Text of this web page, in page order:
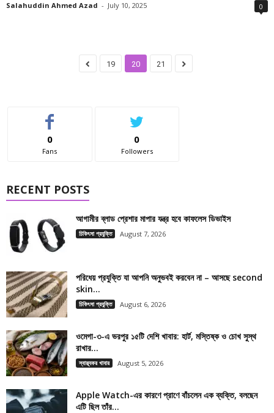
Salahuddin Ahmed Azad - July 10, 2025 0
19 20 21
0
Fans
0
Followers
RECENT POSTS
আগামীর ব্লাড প্রেশার মাপার যন্ত্র হবে কাফলেস ডিভাইস
চিকিৎসা প্রযুক্তি August 7, 2026
পরিধেয় প্রযুক্তি যা আপনি অনুভবই করবেন না – আসছে second
skin...
চিকিৎসা প্রযুক্তি August 6, 2026
ওমেগা-৩-এ ভরপুর ১৫টি দেশি খাবার: হার্ট, মস্তিষ্ক ও চোখ সুস্থ
রাখার...
স্বাস্থ্যকর খাবার August 5, 2026
Apple Watch-এর কারণে প্রাণে বাঁচলেন এক ব্যক্তি, বলছেন
এটি ছিল তাঁর...